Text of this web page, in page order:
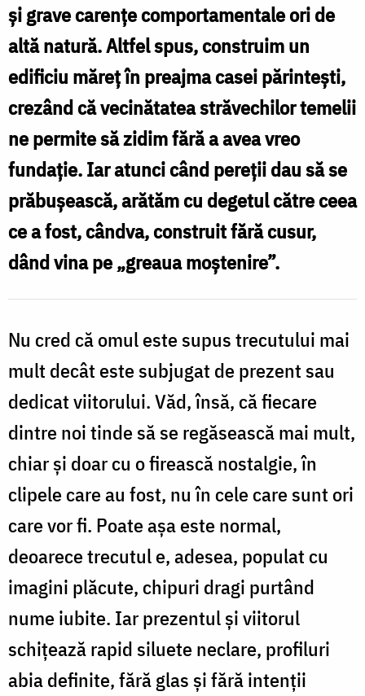
și grave carențe comportamentale ori de
altă natură. Altfel spus, construim un
edificiu măreț în preajma casei părintești,
crezând că vecinătatea străvechilor temelii
ne permite să zidim fără a avea vreo
fundație. Iar atunci când pereții dau să se
prăbușească, arătăm cu degetul către ceea
ce a fost, cândva, construit fără cusur,
dând vina pe „greaua moștenire”.
Nu cred că omul este supus trecutului mai
mult decât este subjugat de prezent sau
dedicat viitorului. Văd, însă, că fiecare
dintre noi tinde să se regăsească mai mult,
chiar și doar cu o firească nostalgie, în
clipele care au fost, nu în cele care sunt ori
care vor fi. Poate așa este normal,
deoarece trecutul e, adesea, populat cu
imagini plăcute, chipuri dragi purtând
nume iubite. Iar prezentul și viitorul
schițează rapid siluete neclare, profiluri
abia definite, fără glas și fără intenții